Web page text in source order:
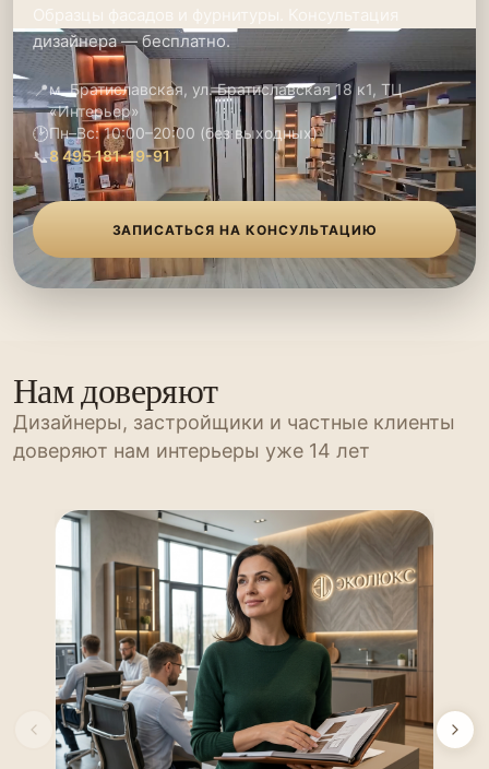
Образцы фасадов и фурнитуры. Консультация
дизайнера — бесплатно.
📍м. Братиславская, ул. Братиславская 18 к1, ТЦ
«Интерьер»
🕑Пн–Вс: 10:00–20:00 (без выходных)
📞8 495 181-19-91
ЗАПИСАТЬСЯ НА КОНСУЛЬТАЦИЮ
Нам доверяют
Дизайнеры, застройщики и частные клиенты
доверяют нам интерьеры уже 14 лет